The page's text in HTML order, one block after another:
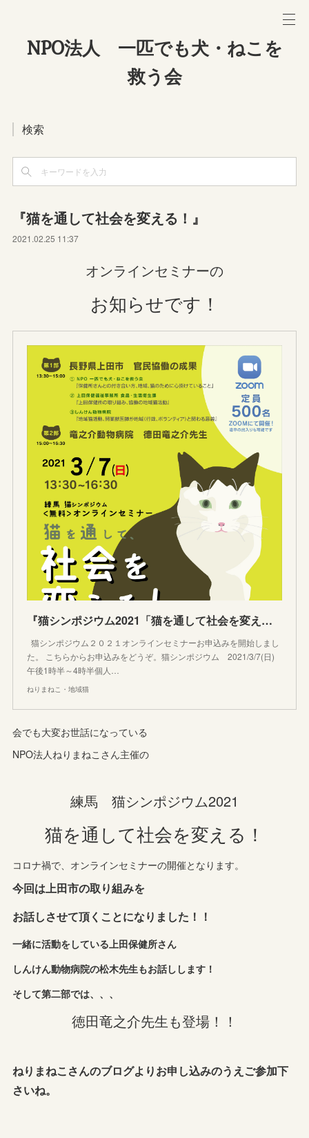
NPO法人 一匹でも犬・ねこを
救う会
検索
『猫を通して社会を変える！』
2021.02.25 11:37
オンラインセミナーの
お知らせです！
『猫シンポジウム2021「猫を通して社会を変える」』
猫シンポジウム２０２１オンラインセミナーお申込みを開始しまし
た。 こちらからお申込みをどうぞ。猫シンポジウム 2021/3/7(日)
午後1時半～4時半個人…
ねりまねこ・地域猫
会でも大変お世話になっている
NPO法人ねりまねこさん主催の
練馬 猫シンポジウム2021
猫を通して社会を変える！
コロナ禍で、オンラインセミナーの開催となります。
今回は上田市の取り組みを
お話しさせて頂くことになりました！！
一緒に活動をしている上田保健所さん
しんけん動物病院の松木先生もお話しします！
そして第二部では、、、
徳田竜之介先生も登場！！
ねりまねこさんのブログよりお申し込みのうえご参加下
さいね。